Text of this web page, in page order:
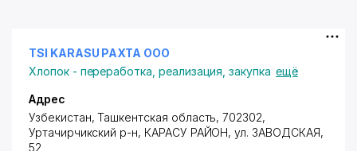
TSI KARASU PAXTA ООО
Хлопок - переработка, реализация, закупка ещё
Адрес
Узбекистан, Ташкентская область, 702302,
Уртачирчикский р-н, КАРАСУ РАЙОН,ул. ЗАВОДСКАЯ,
52